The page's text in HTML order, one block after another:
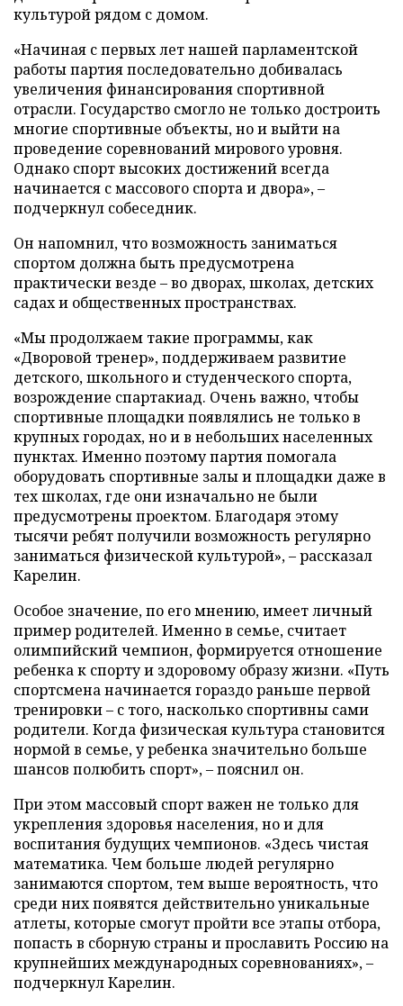
культурой рядом с домом.
«Начиная с первых лет нашей парламентской
работы партия последовательно добивалась
увеличения финансирования спортивной
отрасли. Государство смогло не только достроить
многие спортивные объекты, но и выйти на
проведение соревнований мирового уровня.
Однако спорт высоких достижений всегда
начинается с массового спорта и двора», –
подчеркнул собеседник.
Он напомнил, что возможность заниматься
спортом должна быть предусмотрена
практически везде – во дворах, школах, детских
садах и общественных пространствах.
«Мы продолжаем такие программы, как
«Дворовой тренер», поддерживаем развитие
детского, школьного и студенческого спорта,
возрождение спартакиад. Очень важно, чтобы
спортивные площадки появлялись не только в
крупных городах, но и в небольших населенных
пунктах. Именно поэтому партия помогала
оборудовать спортивные залы и площадки даже в
тех школах, где они изначально не были
предусмотрены проектом. Благодаря этому
тысячи ребят получили возможность регулярно
заниматься физической культурой», – рассказал
Карелин.
Особое значение, по его мнению, имеет личный
пример родителей. Именно в семье, считает
олимпийский чемпион, формируется отношение
ребенка к спорту и здоровому образу жизни. «Путь
спортсмена начинается гораздо раньше первой
тренировки – с того, насколько спортивны сами
родители. Когда физическая культура становится
нормой в семье, у ребенка значительно больше
шансов полюбить спорт», – пояснил он.
При этом массовый спорт важен не только для
укрепления здоровья населения, но и для
воспитания будущих чемпионов. «Здесь чистая
математика. Чем больше людей регулярно
занимаются спортом, тем выше вероятность, что
среди них появятся действительно уникальные
атлеты, которые смогут пройти все этапы отбора,
попасть в сборную страны и прославить Россию на
крупнейших международных соревнованиях», –
подчеркнул Карелин.